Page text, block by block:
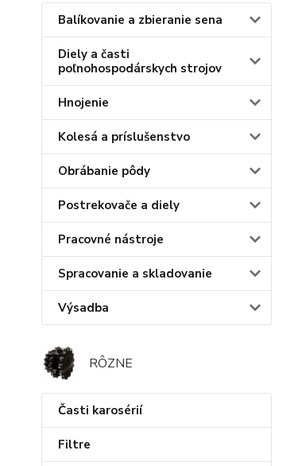
Balíkovanie a zbieranie sena
Diely a časti
poľnohospodárskych strojov
Hnojenie
Kolesá a príslušenstvo
Obrábanie pôdy
Postrekovače a diely
Pracovné nástroje
Spracovanie a skladovanie
Výsadba
RÔZNE
Časti karosérií
Filtre